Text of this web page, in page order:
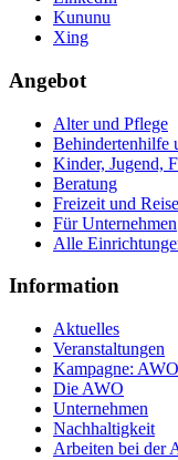
Kununu
Xing
Angebot
Alter und Pflege
Behindertenhilfe
Kinder, Jugend,
Beratung
Freizeit und
Für Unternehmen
Alle
Information
Aktuelles
Veranstaltungen
Kampagne:
Die AWO
Unternehmen
Nachhaltigkeit
Arbeiten bei der